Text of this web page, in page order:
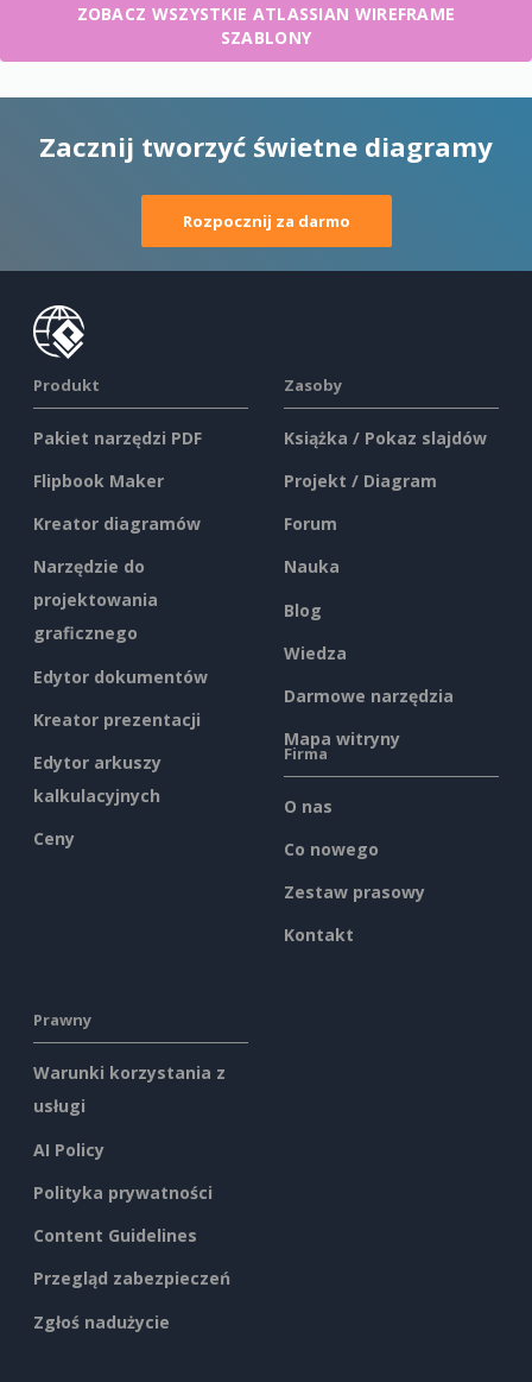
ZOBACZ WSZYSTKIE ATLASSIAN WIREFRAME
SZABLONY
Zacznij tworzyć świetne diagramy
Rozpocznij za darmo
Produkt
Pakiet narzędzi PDF
Flipbook Maker
Kreator diagramów
Narzędzie do
projektowania
graficznego
Edytor dokumentów
Kreator prezentacji
Edytor arkuszy
kalkulacyjnych
Ceny
Zasoby
Książka / Pokaz slajdów
Projekt / Diagram
Forum
Nauka
Blog
Wiedza
Darmowe narzędzia
Mapa witryny
Firma
O nas
Co nowego
Zestaw prasowy
Kontakt
Prawny
Warunki korzystania z
usługi
AI Policy
Polityka prywatności
Content Guidelines
Przegląd zabezpieczeń
Zgłoś nadużycie